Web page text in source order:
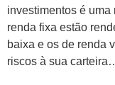
investimentos é
renda fixa estão
baixa e os de renda
riscos à sua